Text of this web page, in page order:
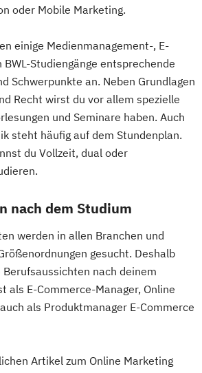
oder Mobile Marketing.
einige Medienmanagement-, E-
Studiengänge entsprechende
Schwerpunkte an. Neben Grundlagen
Recht wirst du vor allem spezielle
und Seminare haben. Auch
steht häufig auf dem Stundenplan.
du Vollzeit, dual oder
nach dem Studium
werden in allen Branchen und
gesucht. Deshalb
nach deinem
als E-Commerce-Manager, Online
als Produktmanager E-Commerce
Artikel zum Online Marketing